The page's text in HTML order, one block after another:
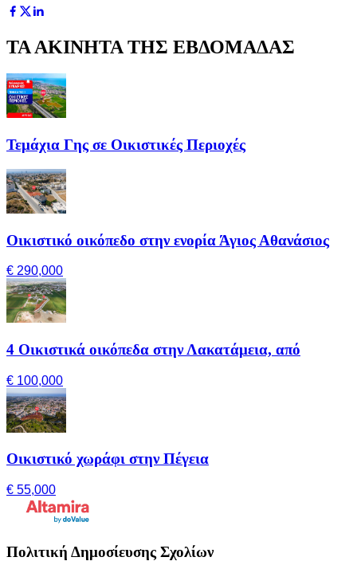
ΤΑ ΑΚΙΝΗΤΑ ΤΗΣ ΕΒΔΟΜΑΔΑΣ
Τεμάχια Γης σε Οικιστικές Περιοχές
Οικιστικό οικόπεδο στην ενορία Άγιος Αθανάσιος
€ 290,000
4 Οικιστικά οικόπεδα στην Λακατάμεια, από
€ 100,000
Οικιστικό χωράφι στην Πέγεια
€ 55,000
Πολιτική Δημοσίευσης Σχολίων